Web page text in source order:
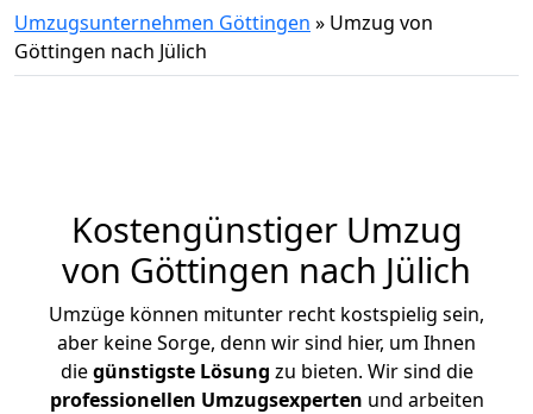
Umzugsunternehmen Göttingen » Umzug von
Göttingen nach Jülich
Kostengünstiger Umzug
von Göttingen nach Jülich
Umzüge können mitunter recht kostspielig sein,
aber keine Sorge, denn wir sind hier, um Ihnen
diegünstigste Lösung zu bieten. Wir sind die
professionellen Umzugsexperten und arbeiten